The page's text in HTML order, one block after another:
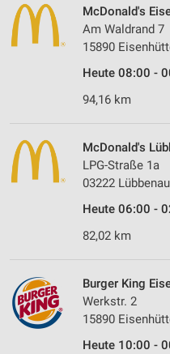
McDonald's
Am Waldrand 7
15890
Heute 08:00 -
94,16 km
McDonald's
LPG-Straße 1a
03222 Lübbenau
Heute 06:00 -
82,02 km
Burger King
Werkstr. 2
15890
Heute 10:00 -